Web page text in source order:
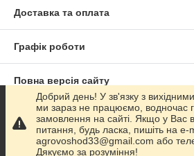
Доставка та оплата
Графік роботи
Повна версія сайту
Сайт створено на маркетплейсі
Політика конфіденційності
Добрий день! У зв'язку з
ми зараз не працюємо, водночас
замовлення на сайті. Якщо у Вас
питання, будь ласка, пишіть на e-
agrovoshod33@gmail.com або
Дякуємо за розуміння!